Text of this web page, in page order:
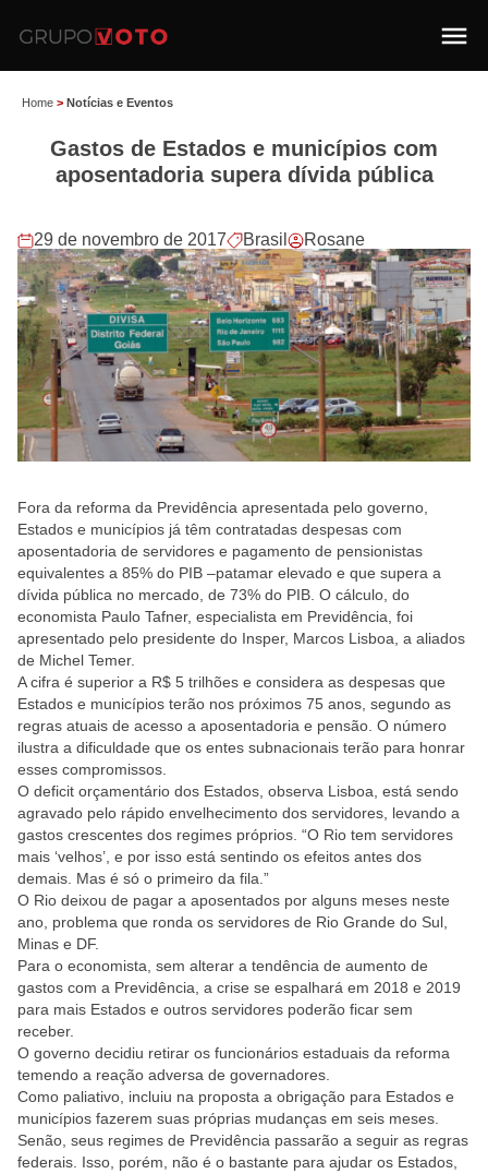
Home > Notícias e Eventos
Gastos de Estados e municípios com
aposentadoria supera dívida pública
29 de novembro de 2017 Brasil Rosane
Fora da reforma da Previdência apresentada pelo governo,
Estados e municípios já têm contratadas despesas com
aposentadoria de servidores e pagamento de pensionistas
equivalentes a 85% do PIB –patamar elevado e que supera a
dívida pública no mercado, de 73% do PIB. O cálculo, do
economista Paulo Tafner, especialista em Previdência, foi
apresentado pelo presidente do Insper, Marcos Lisboa, a aliados
de Michel Temer.
A cifra é superior a R$ 5 trilhões e considera as despesas que
Estados e municípios terão nos próximos 75 anos, segundo as
regras atuais de acesso a aposentadoria e pensão. O número
ilustra a dificuldade que os entes subnacionais terão para honrar
esses compromissos.
O deficit orçamentário dos Estados, observa Lisboa, está sendo
agravado pelo rápido envelhecimento dos servidores, levando a
gastos crescentes dos regimes próprios. “O Rio tem servidores
mais ‘velhos’, e por isso está sentindo os efeitos antes dos
demais. Mas é só o primeiro da fila.”
O Rio deixou de pagar a aposentados por alguns meses neste
ano, problema que ronda os servidores de Rio Grande do Sul,
Minas e DF.
Para o economista, sem alterar a tendência de aumento de
gastos com a Previdência, a crise se espalhará em 2018 e 2019
para mais Estados e outros servidores poderão ficar sem
receber.
O governo decidiu retirar os funcionários estaduais da reforma
temendo a reação adversa de governadores.
Como paliativo, incluiu na proposta a obrigação para Estados e
municípios fazerem suas próprias mudanças em seis meses.
Senão, seus regimes de Previdência passarão a seguir as regras
federais. Isso, porém, não é o bastante para ajudar os Estados,